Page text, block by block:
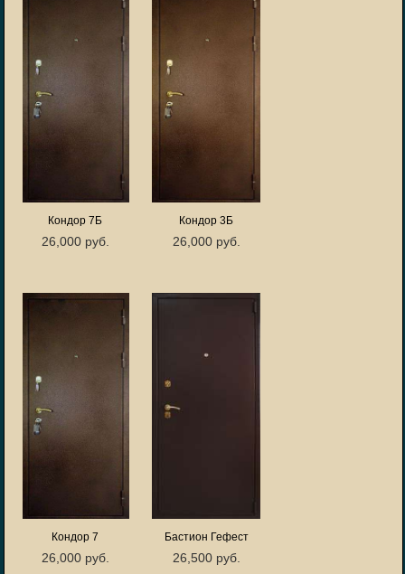
Кондор 7Б
26,000 руб.
Кондор 3Б
26,000 руб.
Кондор 7
26,000 руб.
Бастион Гефест
26,500 руб.